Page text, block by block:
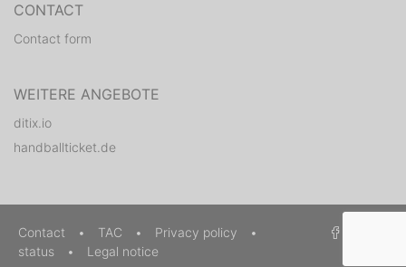
CONTACT
Contact form
WEITERE ANGEBOTE
ditix.io
handballticket.de
Contact • TAC • Privacy policy
•
status
• Legal notice